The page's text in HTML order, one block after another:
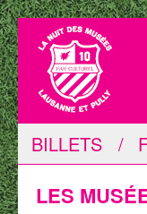
BILLETS /
LES